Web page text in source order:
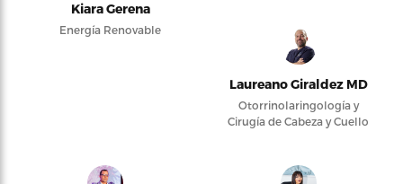
Kiara Gerena
Energía Renovable
Laureano Giraldez MD
Otorrinolaringología y
Cirugía de Cabeza y Cuello